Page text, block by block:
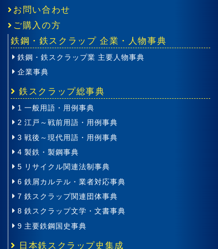
お問い合わせ
ご購入の方
鉄鋼・鉄スクラップ 企業・人物事典
鉄鋼・鉄スクラップ業 主要人物事典
企業事典
鉄スクラップ総事典
1 一般用語・用例事典
2 江戸～戦前用語・用例事典
3 戦後～現代用語・用例事典
4 製鉄・製鋼事典
5 リサイクル関連法制事典
6 鉄屑カルテル・業者対応事典
7 鉄スクラップ関連団体事典
8 鉄スクラップ文学・文書事典
9 主要鉄鋼国史事典
日本鉄スクラップ史集成